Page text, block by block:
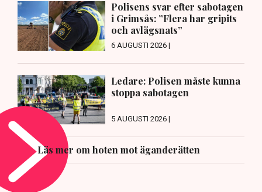
Polisens svar efter sabotagen
i Grimsås: ”Flera har gripits
och avlägsnats”
6 AUGUSTI 2026 |
Ledare: Polisen måste kunna
stoppa sabotagen
5 AUGUSTI 2026 |
Läs mer om hoten mot äganderätten